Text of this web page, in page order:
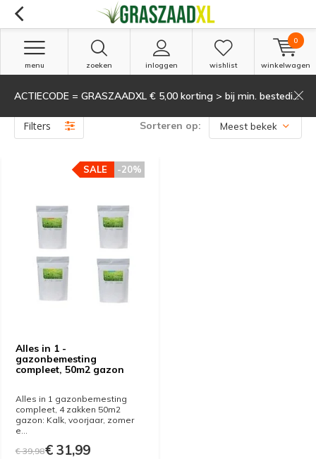
zoeken inloggen
menu wishlist winkelwagen
0
ACTIECODE = GRASZAADXL € 5,00 korting > bij min. besteding van 135,-
Producten getagd met aanbieding(1)
Filters Sorteren op:
Alles in 1 -
gazonbemesting
compleet, 50m2 gazon
-20%
SALE
Alles in 1 gazonbemesting
compleet, 4 zakken 50m2
gazon: Kalk, voorjaar, zomer
e...
€ 39,98€ 31,99